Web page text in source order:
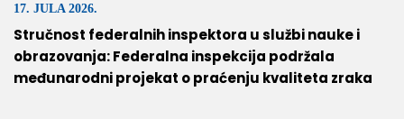
17. JULA 2026.
Stručnost federalnih inspektora u službi nauke i
obrazovanja: Federalna inspekcija podržala
međunarodni projekat o praćenju kvaliteta zraka